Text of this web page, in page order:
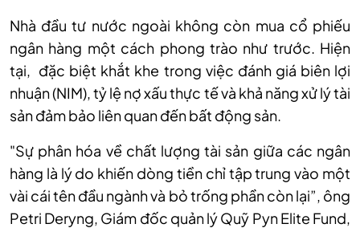
Nhà đầu tư nước ngoài không còn mua cổ phiếu
ngân hàng một cách phong trào như trước. Hiện
tại, đặc biệt khắt khe trong việc đánh giá biên lợi
nhuận (NIM), tỷ lệ nợ xấu thực tế và khả năng xử lý tài
sản đảm bảo liên quan đến bất động sản.
"Sự phân hóa về chất lượng tài sản giữa các ngân
hàng là lý do khiến dòng tiền chỉ tập trung vào một
vài cái tên đầu ngành và bỏ trống phần còn lại”, ông
Petri Deryng, Giám đốc quản lý Quỹ Pyn Elite Fund,